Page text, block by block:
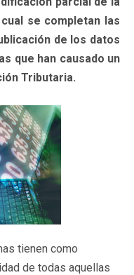
se completan las
de los datos
que han causado un
Tributaria.
tienen como
de todas aquellas